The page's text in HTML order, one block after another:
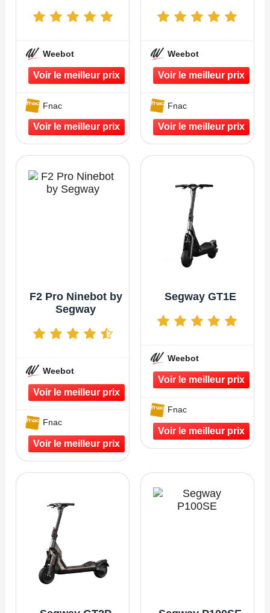
Weebot
Fnac
Weebot
Fnac
F2 Pro Ninebot by
Segway
Weebot
Fnac
Segway GT1E
Weebot
Fnac